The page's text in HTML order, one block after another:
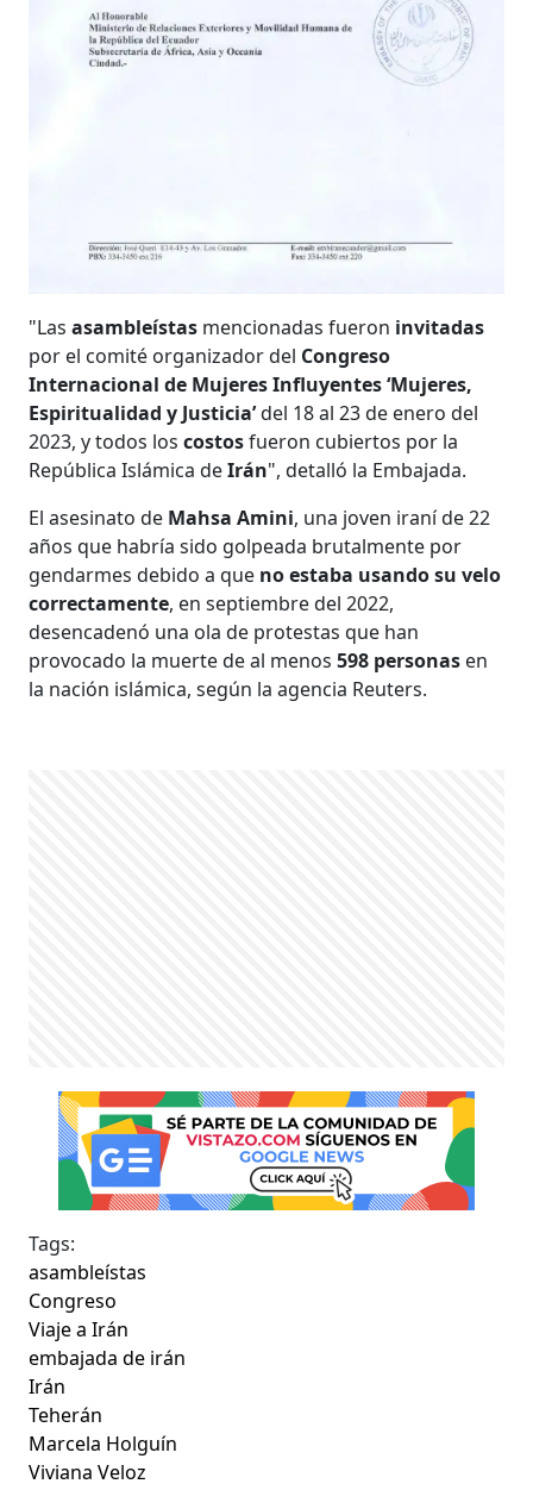
"Las asambleístas mencionadas fueron invitadas
por el comité organizador del Congreso
Internacional de Mujeres Influyentes ‘Mujeres,
Espiritualidad y Justicia’del 18 al 23 de enero del
2023, y todos loscostosfueron cubiertos por la
República Islámica deIrán", detalló la Embajada.
El asesinato de Mahsa Amini, una joven iraní de 22
años que habría sido golpeada brutalmente por
gendarmes debido a que no estaba usando su velo
correctamente, en septiembre del 2022,
desencadenó una ola de protestas que han
provocado la muerte de al menos598 personas en
la nación islámica, según la agencia Reuters.
Tags:
asambleístas
Congreso
Viaje a Irán
embajada de irán
Irán
Teherán
Marcela Holguín
Viviana Veloz